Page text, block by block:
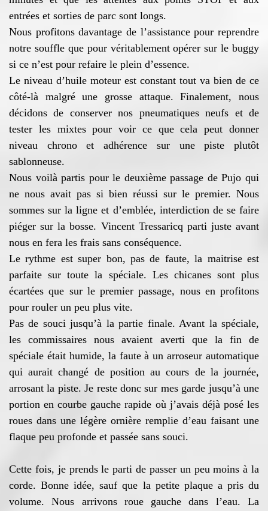
entrées et sorties de parc sont longs.
Nous profitons davantage de l’assistance pour reprendre
notre souffle que pour véritablement opérer sur le buggy
si ce n’est pour refaire le plein d’essence.
Le niveau d’huile moteur est constant tout va bien de ce
côté-là malgré une grosse attaque. Finalement, nous
décidons de conserver nos pneumatiques neufs et de
tester les mixtes pour voir ce que cela peut donner
niveau chrono et adhérence sur une piste plutôt
sablonneuse.
Nous voilà partis pour le deuxième passage de Pujo qui
ne nous avait pas si bien réussi sur le premier. Nous
sommes sur la ligne et d’emblée, interdiction de se faire
piéger sur la bosse. Vincent Tressaricq parti juste avant
nous en fera les frais sans conséquence.
Le rythme est super bon, pas de faute, la maitrise est
parfaite sur toute la spéciale. Les chicanes sont plus
écartées que sur le premier passage, nous en profitons
pour rouler un peu plus vite.
Pas de souci jusqu’à la partie finale. Avant la spéciale,
les commissaires nous avaient averti que la fin de
spéciale était humide, la faute à un arroseur automatique
qui aurait changé de position au cours de la journée,
arrosant la piste. Je reste donc sur mes garde jusqu’à une
portion en courbe gauche rapide où j’avais déjà posé les
roues dans une légère ornière remplie d’eau faisant une
flaque peu profonde et passée sans souci.
Cette fois, je prends le parti de passer un peu moins à la
corde. Bonne idée, sauf que la petite plaque a pris du
volume. Nous arrivons roue gauche dans l’eau. La